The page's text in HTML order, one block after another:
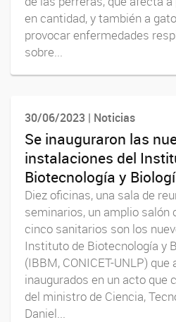
en cantidad, y también a
provocar enfermedades
sobre...
30/06/2023 | Noticias
Se inauguraron las
instalaciones del
Biotecnología y
Diez oficinas, una sala de
seminarios, un amplio salón
cinco sanitarios son los
Instituto de Biotecnología y
(IBBM, CONICET-UNLP)
inaugurados en un acto que
del ministro de Ciencia,
Daniel...